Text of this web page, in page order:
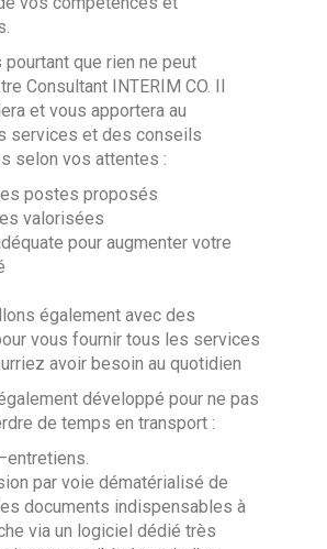
pourtant que rien ne peut
Consultant INTERIM CO. Il
et vous apportera au
services et des conseils
selon vos attentes :
postes proposés
valorisées
pour augmenter votre
également avec des
vous fournir tous les services
avoir besoin au quotidien
développé pour ne pas
de temps en transport :
par voie dématérialisé de
documents indispensables à
via un logiciel dédié très